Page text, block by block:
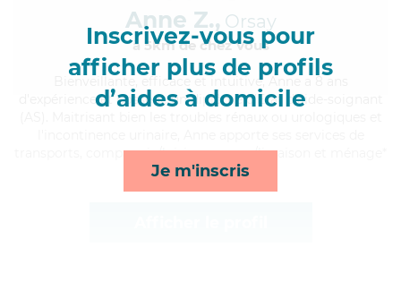
Inscrivez-vous pour
afficher plus de profils
d’aides à domicile
Je m'inscris
Anne Z., Orsay
à 5km de chez Vous
, efficace et intuitive, Anne a 8 ans
d'expérience et possède un diplôme d'Etat d'aide-soignant
transports, compagnie/loisirs, courses/livraison et ménage*